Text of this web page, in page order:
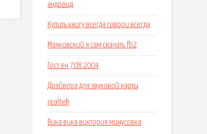
андроид
Купить книгу всегда говори всегда
Маяковский я сам скачать fb2
Гост ен 708 2004
Драйвера для звуковой карты
realtek
Вика вика виктория минусовка